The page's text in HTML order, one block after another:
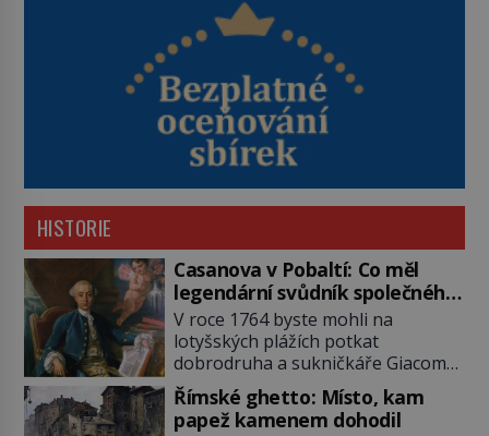
HISTORIE
Casanova v Pobaltí: Co měl
legendární svůdník společného
se svobodnými zednáři?
V roce 1764 byste mohli na
lotyšských plážích potkat
dobrodruha a sukničkáře Giacoma
Casanovu. Jeho cesta k Baltskému
moři však nebyla turistickým
výletem, ale ryze pracovní cestou
Římské ghetto: Místo, kam
papež kamenem dohodil